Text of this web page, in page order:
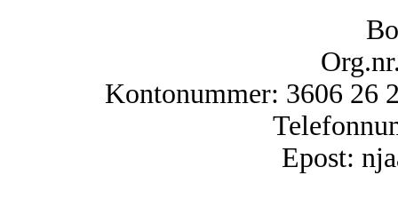
Kontonummer: 3606 26
Epost: